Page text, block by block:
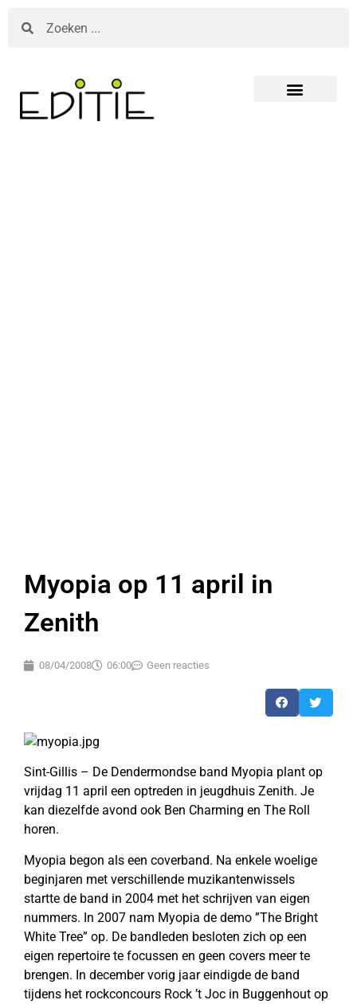
Myopia op 11 april in
Zenith
08/04/2008 06:00 Geen reacties
Sint-Gillis – De Dendermondse band Myopia plant op
vrijdag 11 april een optreden in jeugdhuis Zenith. Je
kan diezelfde avond ook Ben Charming en The Roll
horen.
Myopia begon als een coverband. Na enkele woelige
beginjaren met verschillende muzikantenwissels
startte de band in 2004 met het schrijven van eigen
nummers. In 2007 nam Myopia de demo ”The Bright
White Tree” op. De bandleden besloten zich op een
eigen repertoire te focussen en geen covers meer te
brengen. In december vorig jaar eindigde de band
tijdens het rockconcours Rock ’t Joc in Buggenhout op